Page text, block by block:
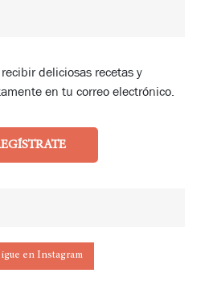
deliciosas recetas y
en tu correo electrónico.
en Instagram